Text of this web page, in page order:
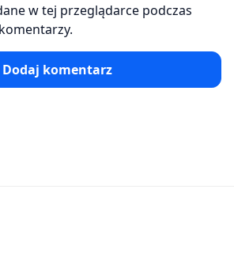
w tej przeglądarce podczas
Dodaj komentarz